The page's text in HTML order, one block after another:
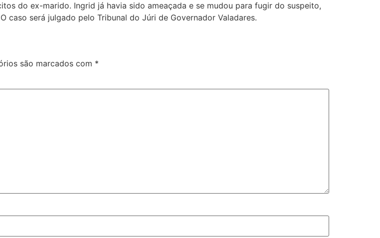
do ex-marido. Ingrid já havia sido ameaçada e se mudou para fugir do suspeito,
será julgado pelo Tribunal do Júri de Governador Valadares.
são marcados com *